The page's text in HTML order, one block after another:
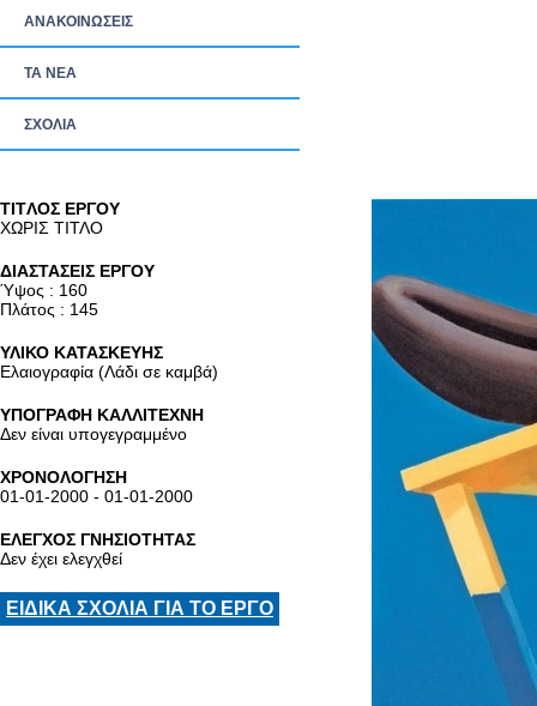
ΑΝΑΚΟΙΝΩΣΕΙΣ
ΤΑ ΝEΑ
ΣΧΟΛΙΑ
TITΛΟΣ ΕΡΓΟΥ
ΧΩΡΙΣ ΤΙΤΛΟ
ΔΙΑΣΤΑΣΕΙΣ ΕΡΓΟΥ
Ύψος : 160
Πλάτος : 145
ΥΛΙΚΟ ΚΑΤΑΣΚΕΥΗΣ
Ελαιογραφία (Λάδι σε καμβά)
ΥΠΟΓΡΑΦΗ ΚΑΛΛΙΤΕΧΝΗ
Δεν είναι υπογεγραμμένο
ΧΡΟΝΟΛΟΓΗΣΗ
01-01-2000 - 01-01-2000
ΕΛΕΓΧΟΣ ΓΝΗΣΙΟΤΗΤΑΣ
Δεν έχει ελεγχθεί
ΕΙΔΙΚΑ ΣΧΟΛΙΑ ΓΙΑ ΤΟ ΕΡΓΟ